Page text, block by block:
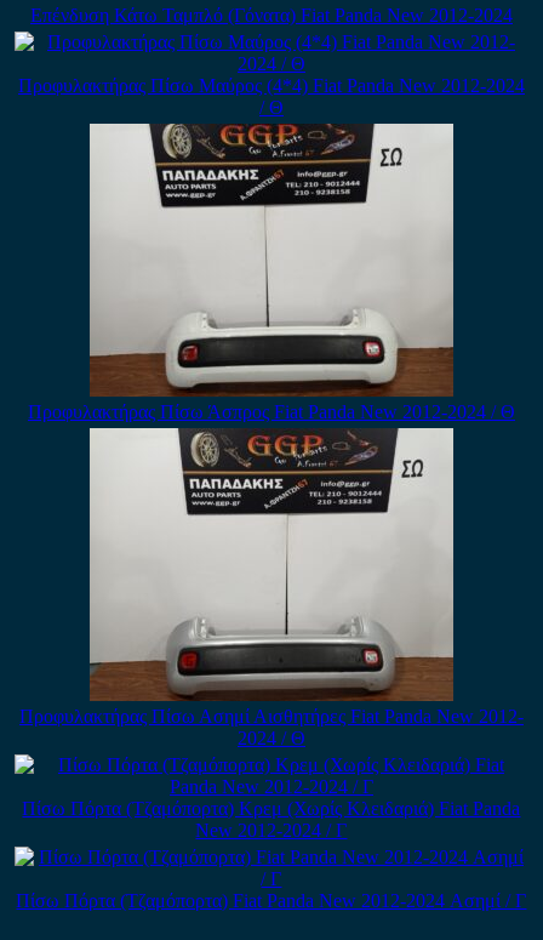
Επένδυση Κάτω Ταμπλό (Γόνατα) Fiat Panda New 2012-2024
Προφυλακτήρας Πίσω Μαύρος (4*4) Fiat Panda New 2012-2024
/ Θ
Προφυλακτήρας Πίσω Άσπρος Fiat Panda New 2012-2024 / Θ
Προφυλακτήρας Πίσω Ασημί Αισθητήρες Fiat Panda New 2012-
2024 / Θ
Πίσω Πόρτα (Τζαμόπορτα) Κρεμ (Χωρίς Κλειδαριά) Fiat Panda
New 2012-2024 / Γ
Πίσω Πόρτα (Τζαμόπορτα) Fiat Panda New 2012-2024 Ασημί / Γ